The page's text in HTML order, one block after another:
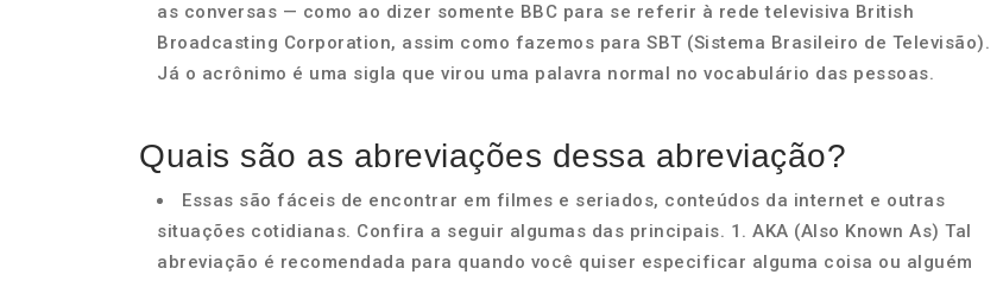
as conversas — como ao dizer somente BBC para se referir à rede televisiva British
Broadcasting Corporation, assim como fazemos para SBT (Sistema Brasileiro de Televisão).
Já o acrônimo é uma sigla que virou uma palavra normal no vocabulário das pessoas.
Quais são as abreviações dessa abreviação?
Essas são fáceis de encontrar em filmes e seriados, conteúdos da internet e outras
situações cotidianas. Confira a seguir algumas das principais. 1. AKA (Also Known As) Tal
abreviação é recomendada para quando você quiser especificar alguma coisa ou alguém